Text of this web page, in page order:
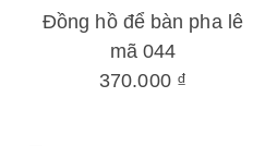
Đồng hồ để bàn pha lê
mã 044
370.000 ₫